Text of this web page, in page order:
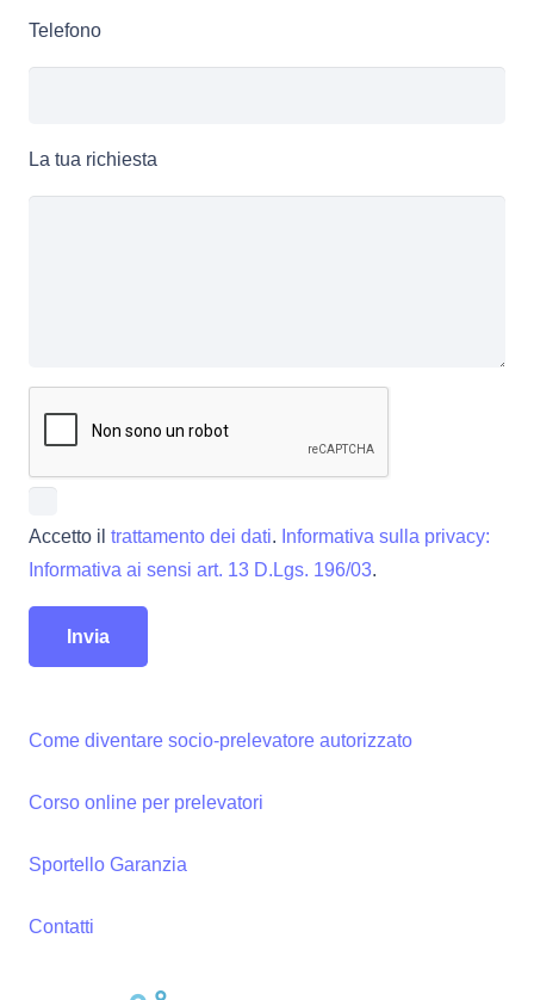
Telefono
La tua richiesta
Accetto il trattamento dei dati. Informativa sulla privacy:
Informativa ai sensi art. 13 D.Lgs. 196/03.
Come diventare socio-prelevatore autorizzato
Corso online per prelevatori
Sportello Garanzia
Contatti